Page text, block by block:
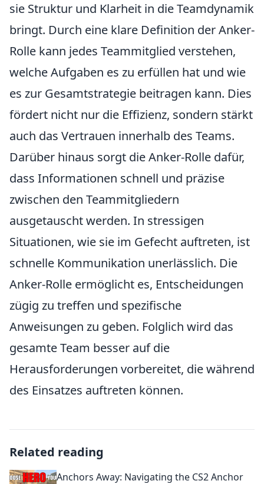
sie Struktur und Klarheit in die Teamdynamik
bringt. Durch eine klare Definition der Anker-
Rolle kann jedes Teammitglied verstehen,
welche Aufgaben es zu erfüllen hat und wie
es zur Gesamtstrategie beitragen kann. Dies
fördert nicht nur die Effizienz, sondern stärkt
auch das Vertrauen innerhalb des Teams.
Darüber hinaus sorgt die Anker-Rolle dafür,
dass Informationen schnell und präzise
zwischen den Teammitgliedern
ausgetauscht werden. In stressigen
Situationen, wie sie im Gefecht auftreten, ist
schnelle Kommunikation unerlässlich. Die
Anker-Rolle ermöglicht es, Entscheidungen
zügig zu treffen und spezifische
Anweisungen zu geben. Folglich wird das
gesamte Team besser auf die
Herausforderungen vorbereitet, die während
des Einsatzes auftreten können.
Related reading
Anchors Away: Navigating the CS2 Anchor